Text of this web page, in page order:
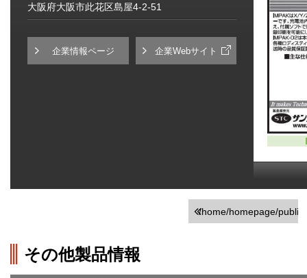
大阪府大阪市此花区島屋4-2-51
企業情報ページ 企業Webサイト
/home/homepage/
その他製品情報